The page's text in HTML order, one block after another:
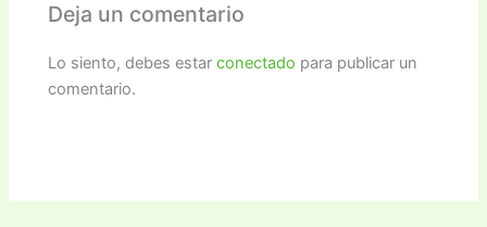
Deja un comentario
Lo siento, debes estarconectado para publicar un
comentario.